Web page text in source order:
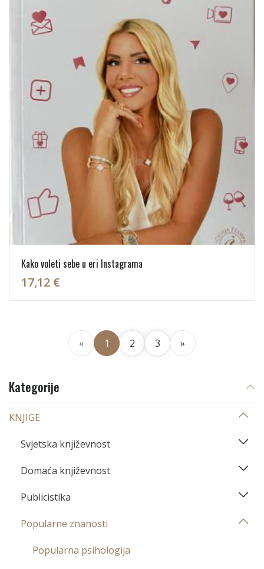
Kako voleti sebe u eri Instagrama
17,12 €
« 1 2 3 »
Kategorije
KNJIGE
Svjetska književnost
Domaća književnost
Publicistika
Popularne znanosti
Popularna psihologija